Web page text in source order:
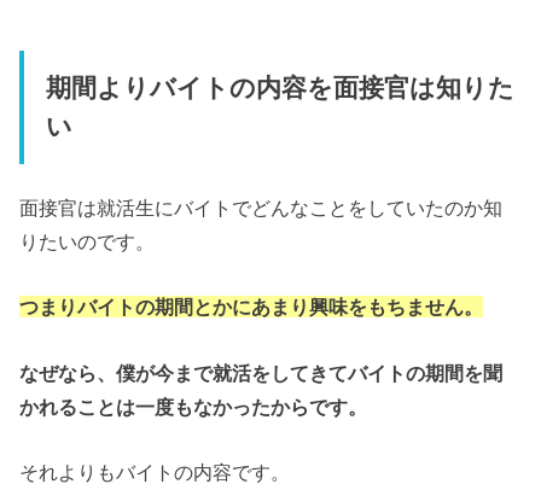
期間よりバイトの内容を面接官は知りた
い
面接官は就活生にバイトでどんなことをしていたのか知
りたいのです。
つまりバイトの期間とかにあまり興味をもちません。
なぜなら、僕が今まで就活をしてきてバイトの期間を聞
かれることは一度もなかったからです。
それよりもバイトの内容です。